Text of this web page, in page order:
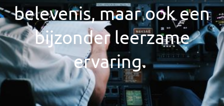
belevenis, maar ook een
bijzonder leerzame
ervaring.